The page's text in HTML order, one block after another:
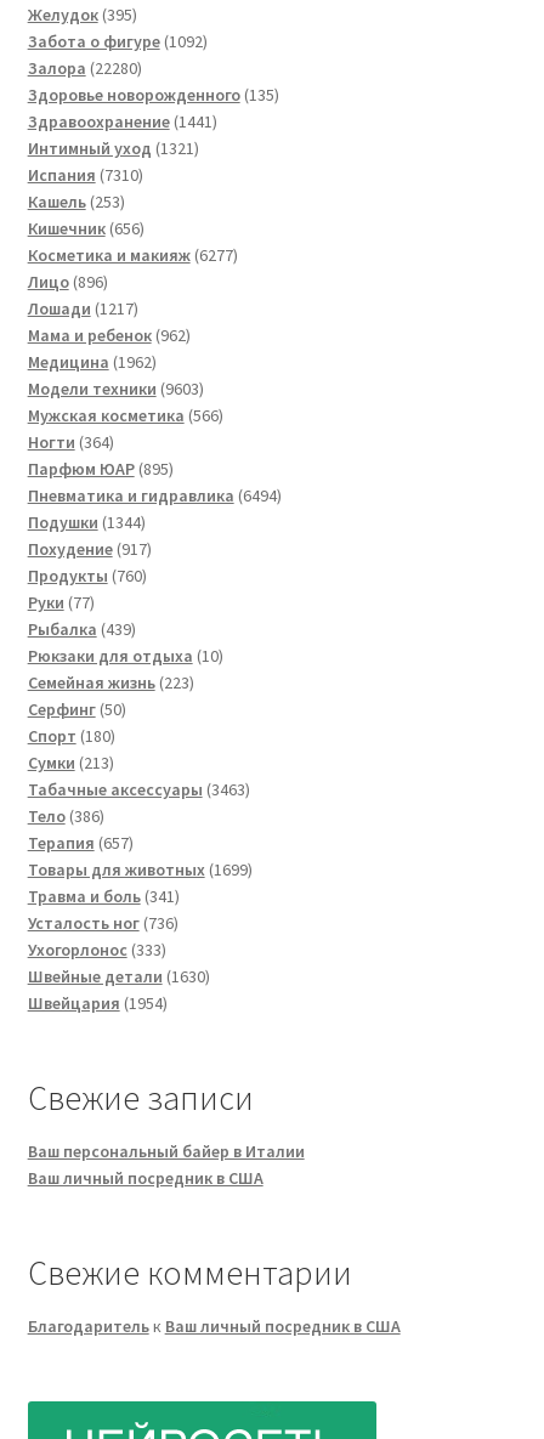
Желудок 395395
товаров
Забота о фигуре 10921092
Залора 2228022280
товаров
Здоровье новорожденного 135135
Здравоохранение 14411441
Интимный уход 13211321
Испания 73107310
Кашель 253253
товара
Кишечник 656656
товаров
Косметика и макияж 62776277
Лицо 896896
товаров
Лошади 12171217
товаров
Мама и ребенок 962962
Медицина 19621962
товара
Модели техники 96039603
товара
Мужская косметика 566566
Ногти 364364
товара
Парфюм ЮАР 895895
товаров
Пневматика и гидравлика 64946494
Подушки 13441344
товара
Похудение 917917
товаров
Продукты 760760
Руки 7777
товаров
Рыбалка 439439
товаров
Рюкзаки для отдыха 1010
Семейная жизнь 223223
Серфинг 5050
Спорт 180180
товаров
Сумки 213213
товаров
Табачные аксессуары 34633463
Тело 386386
товаров
Терапия 657657
товаров
Товары для животных 16991699
Травма и боль 341341
товар
Усталость ног 736736
Ухогорлонос 333333
товара
Швейные детали 16301630
Швейцария 19541954
Свежие записи
Ваш персональный байер в Италии
Ваш личный посредник в США
Свежие комментарии
Благодарительк Ваш личный посредник в США